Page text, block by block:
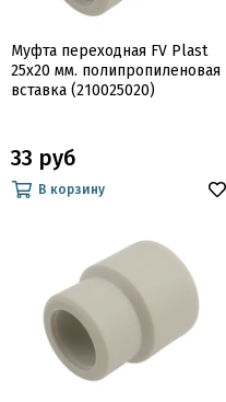
Муфта переходная FV Plast
25х20 мм. полипропиленовая
вставка (210025020)
33 руб
В корзину